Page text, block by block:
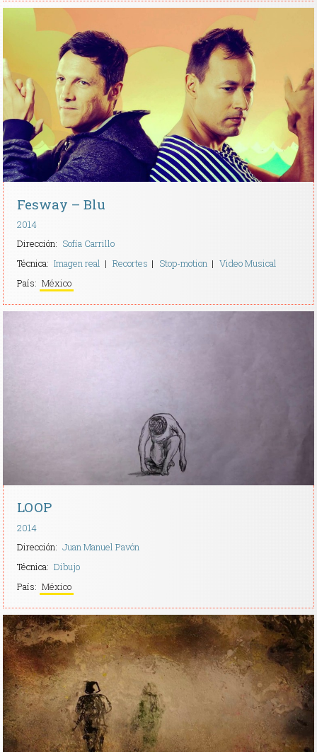
Fesway – Blu
2014
Dirección: Sofía Carrillo
Técnica: Imagen real Recortes Stop-motion
Video Musical
País: México
LOOP
2014
Dirección: Juan Manuel Pavón
Técnica: Dibujo
País: México